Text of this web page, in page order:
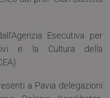
Esecutiva per
e la Cultura della
a Pavia delegazioni